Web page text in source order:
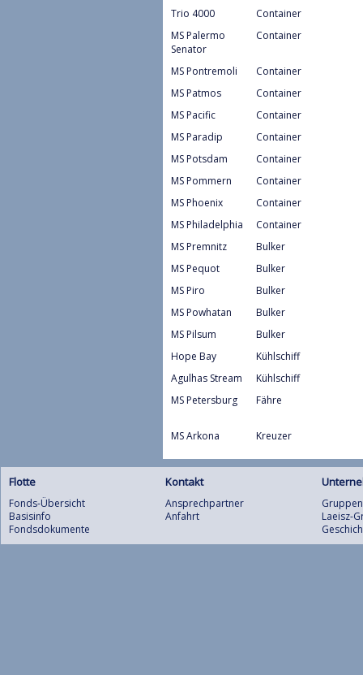
Trio 4000
Container
MS Palermo
Senator
Container
MS Pontremoli
Container
MS Patmos
Container
MS Pacific
Container
MS Paradip
Container
MS Potsdam
Container
MS Pommern
Container
MS Phoenix
Container
MS Philadelphia
Container
MS Premnitz
Bulker
MS Pequot
Bulker
MS Piro
Bulker
MS Powhatan
Bulker
MS Pilsum
Bulker
Hope Bay
Kühlschiff
Agulhas Stream
Kühlschiff
MS Petersburg
Fähre
MS Arkona Kreuzer
Flotte
Fonds-Übersicht
Basisinfo
Fondsdokumente
Kontakt
Ansprechpartner
Anfahrt
Laeisz-